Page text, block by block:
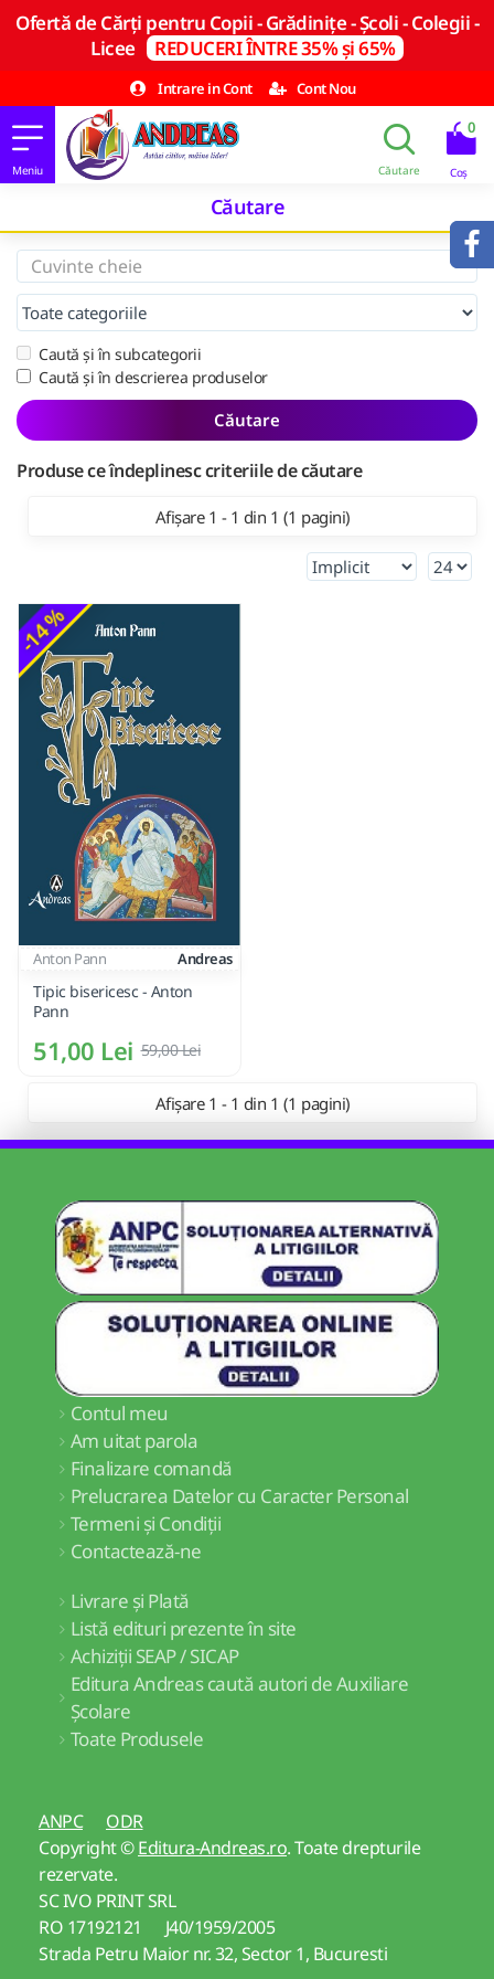
Ofertă de Cărți pentru Copii - Grădinițe - Școli - Colegii -
Licee REDUCERI ÎNTRE 35% și 65%
Intrare in Cont
Cont Nou
0
Căutare
Caută și în subcategorii
Caută și în descrierea produselor
Căutare
Produse ce îndeplinesc criteriile de căutare
Afișare 1 - 1 din 1 (1 pagini)
-14 %
Anton Pann Andreas
Tipic bisericesc - Anton
Pann
51,00 Lei 59,00 Lei
Afișare 1 - 1 din 1 (1 pagini)
Contul meu
Am uitat parola
Finalizare comandă
Prelucrarea Datelor cu Caracter Personal
Termeni și Condiții
Contactează-ne
Livrare și Plată
Listă edituri prezente în site
Achiziții SEAP / SICAP
Editura Andreas caută autori de Auxiliare
Școlare
Toate Produsele
ANPC
ODR
Copyright ©Editura-Andreas.ro. Toate drepturile
rezervate.
SC IVO PRINT SRL
RO 17192121 J40/1959/2005
Strada Petru Maior nr. 32, Sector 1, Bucuresti